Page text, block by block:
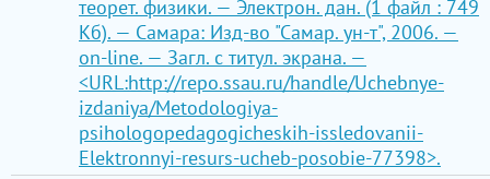
теорет. физики. — Электрон. дан. (1 файл : 749
Кб). — Самара: Изд-во "Самар. ун-т", 2006. —
on-line. — Загл. с титул. экрана. —
<URL:http://repo.ssau.ru/handle/Uchebnye-
izdaniya/Metodologiya-
psihologopedagogicheskih-issledovanii-
Elektronnyi-resurs-ucheb-posobie-77398>.